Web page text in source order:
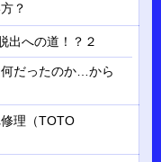
？
出への道！？２
だったのか…から
理（TOTO